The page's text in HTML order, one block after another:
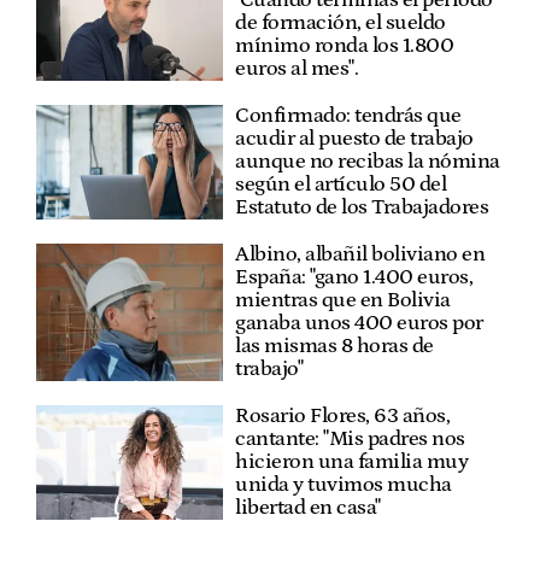
de formación, el sueldo
mínimo ronda los 1.800
euros al mes".
Confirmado: tendrás que
acudir al puesto de trabajo
aunque no recibas la nómina
según el artículo 50 del
Estatuto de los Trabajadores
Albino, albañil boliviano en
España: "gano 1.400 euros,
mientras que en Bolivia
ganaba unos 400 euros por
las mismas 8 horas de
trabajo"
Rosario Flores, 63 años,
cantante: "Mis padres nos
hicieron una familia muy
unida y tuvimos mucha
libertad en casa"